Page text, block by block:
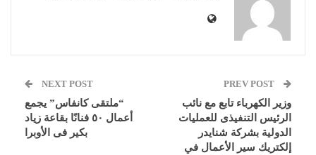
وزير الكهرباء تابع مع نائب
الرئيس التنفيذى للعمليات
الدولية بشركة شنايدر
إلكتريك سير الأعمال في
NEXT POST
“ملتقى كانفاس” يجمع
أعمال ٥٠ فنانًا بقاعة زياد
بكير فى الأوبرا